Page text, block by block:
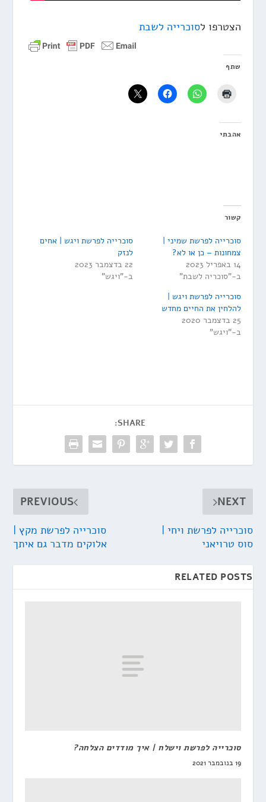
הצטרפו לסוכרייה לשבת
שתף
אהבתי
קשור
סוכרייה לפרשת שמיני |
צמחונות – כן או לא?
14 באפריל 2023
ב-"סוכריה לשבת"
סוכרייה לפרשת ויגש | אחים
לנזק
22 בדצמבר 2023
ב-"ויגש"
סוכרייה לפרשת ויגש |
להלחין את החיים מחדש
25 בדצמבר 2020
ב-"ויגש"
SHARE:
PREVIOUS
סוכרייה לפרשת מקץ |
אלוקים מדבר גם איתך
NEXT
סוכרייה לפרשת ויחי |
סוס טרויאני
RELATED POSTS
סוכרייה לפרשת וישלח | איך מודדים הצלחה?
19 בנובמבר 2021